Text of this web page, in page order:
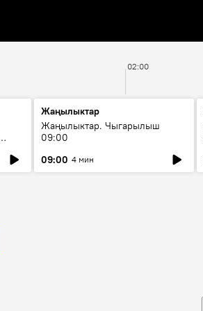
02:00
Жаңылыктар
Жаңылыктар. Чыгарылыш
09:00
09:00 4 мин